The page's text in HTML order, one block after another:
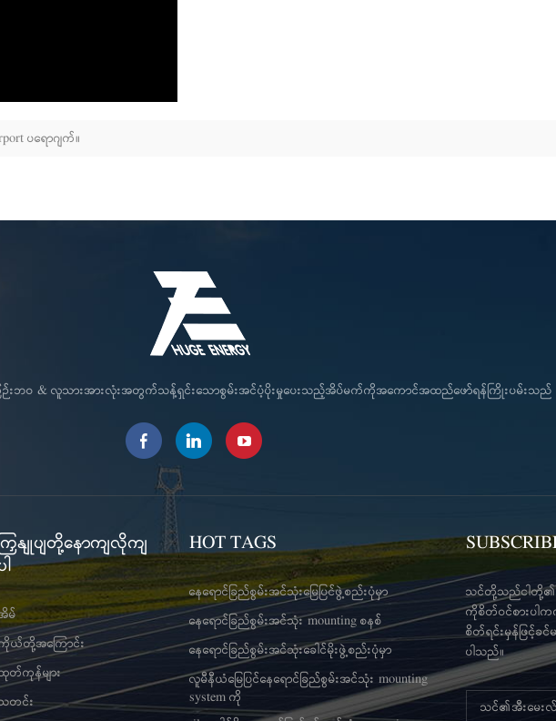
ပရောဂျက်။
ဉ်းဘဝ & လူသားအားလုံးအတွက်သန့်ရှင်းသောစွမ်းအင်ပံ့ပိုးမှုပေးသည့်အိပ်မက်ကိုအကောင်အထည်ဖော်ရန်ကြိုးပမ်းသည်
ြှနျုပျတို့နောကျလိုကျ
ါ
မ်
ယ်တို့အကြောင်း
တ်ကုန်များ
တင်း
HOT TAGS
နေရောင်ခြည်စွမ်းအင်သုံးမြေပြင်ဖွဲ့စည်းပုံမှာ
နေရောင်ခြည်စွမ်းအင်သုံး mounting စနစ်
နေရောင်ခြည်စွမ်းအင်သုံးခေါင်မိုးဖွဲ့စည်းပုံမှာ
လူမီနီယံမြေပြင်နေရောင်ခြည်စွမ်းအင်သုံး mounting
system ကို
သင်တို့သည်ငါတို့၏
ကိုစိတ်ဝင်စားပါ
စိတ်ရင်းမှန်ဖြင့်ခ
ပါသည်။